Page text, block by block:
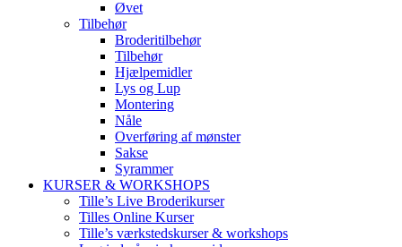
Øvet
Tilbehør
Broderitilbehør
Tilbehør
Hjælpemidler
Lys og Lup
Montering
Nåle
Overføring af mønster
Sakse
Syrammer
KURSER & WORKSHOPS
Tille’s Live Broderikurser
Tilles Online Kurser
Tille’s værkstedskurser & workshops